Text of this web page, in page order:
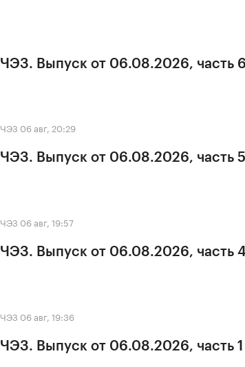
ЧЭЗ. Выпуск от 06.08.2026, часть 6
ЧЭЗ 06 авг, 20:29
ЧЭЗ. Выпуск от 06.08.2026, часть 5
ЧЭЗ 06 авг, 19:57
ЧЭЗ. Выпуск от 06.08.2026, часть
ЧЭЗ 06 авг, 19:36
ЧЭЗ. Выпуск от 06.08.2026, часть 1